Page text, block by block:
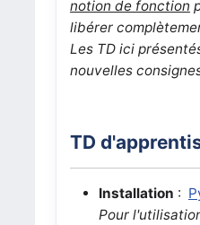
notion de fonction
libérer
Les TD ici
nouvelles
TD
Installation :
Pour